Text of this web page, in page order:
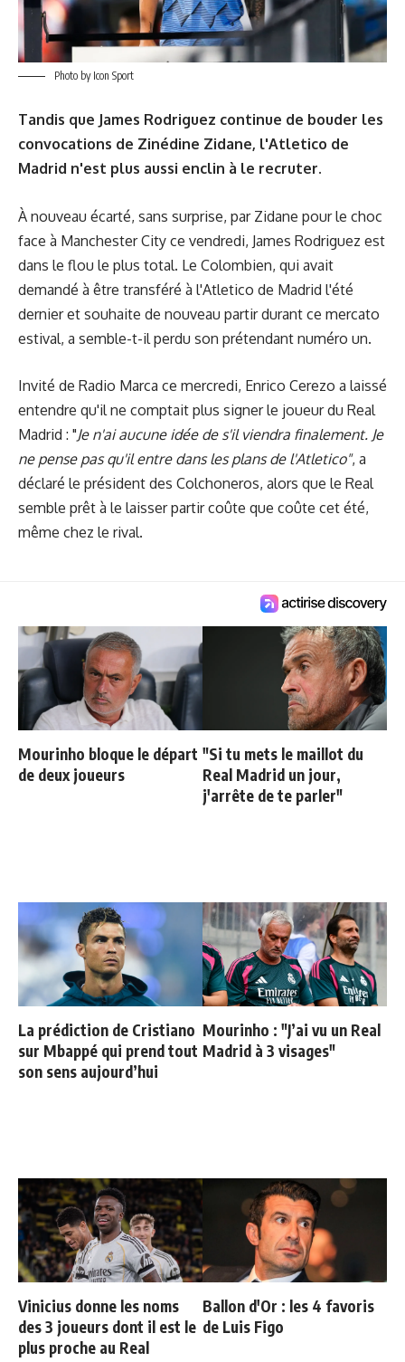
Photo by Icon Sport
Tandis que James Rodriguez continue de bouder les
convocations de Zinédine Zidane, l'Atletico de
Madrid n'est plus aussi enclin à le recruter.
À nouveau écarté, sans surprise, par Zidane pour le choc
face à Manchester City ce vendredi, James Rodriguez est
dans le flou le plus total. Le Colombien, qui avait
demandé à être transféré à l'Atletico de Madrid l'été
dernier et souhaite de nouveau partir durant ce mercato
estival, a semble-t-il perdu son prétendant numéro un.
Invité de Radio Marca ce mercredi, Enrico Cerezo a laissé
entendre qu'il ne comptait plus signer le joueur du Real
Madrid : "Je n'ai aucune idée de s'il viendra finalement. Je
ne pense pas qu'il entre dans les plans de l'Atletico", a
déclaré le président des Colchoneros, alors que le Real
semble prêt à le laisser partir coûte que coûte cet été,
même chez le rival.
Mourinho bloque le départ
de deux joueurs
"Si tu mets le maillot du
Real Madrid un jour,
j'arrête de te parler"
La prédiction de Cristiano
sur Mbappé qui prend tout
son sens aujourd’hui
Mourinho : "J’ai vu un Real
Madrid à 3 visages"
Vinicius donne les noms
des 3 joueurs dont il est le
plus proche au Real
Ballon d'Or : les 4 favoris
de Luis Figo